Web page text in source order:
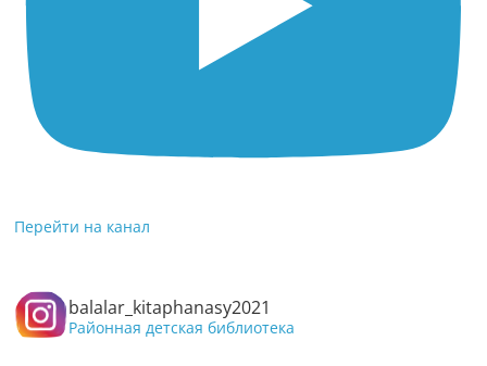
Перейти на канал
balalar_kitaphanasy2021
Районная детская библиотека